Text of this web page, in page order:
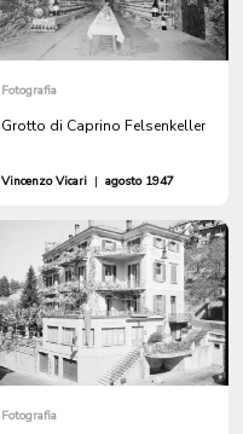
Fotografia
Grotto di Caprino Felsenkeller
Vincenzo Vicari | agosto 1947
Fotografia